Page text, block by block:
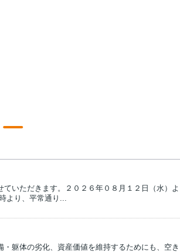
いただきます。２０２６年０８月１２日（水）よ
より、平常通り...
躯体の劣化、資産価値を維持するためにも、空き